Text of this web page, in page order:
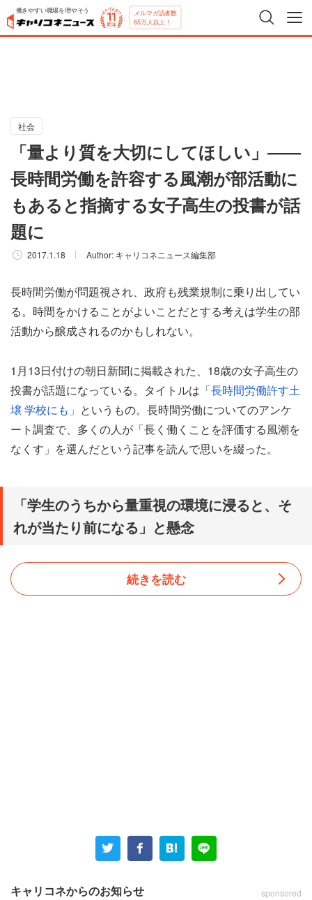
働きやすい職場を増やそう メルマガ読者数
65万人以上！
社会
「量より質を大切にしてほしい」――
長時間労働を許容する風潮が部活動に
もあると指摘する女子高生の投書が話
題に
2017.1.18 Author: キャリコネニュース編集部
長時間労働が問題視され、政府も残業規制に乗り出してい
る。時間をかけることがよいことだとする考えは学生の部
活動から醸成されるのかもしれない。
1月13日付けの朝日新聞に掲載された、18歳の女子高生の
投書が話題になっている。タイトルは 「長時間労働許す土
壌 学校にも」 というもの。長時間労働についてのアンケ
ート調査で、多くの人が「長く働くことを評価する風潮を
なくす」を選んだという記事を読んで思いを綴った。
「学生のうちから量重視の環境に浸ると、そ
れが当たり前になる」と懸念
続きを読む
キャリコネからのお知らせ sponsored